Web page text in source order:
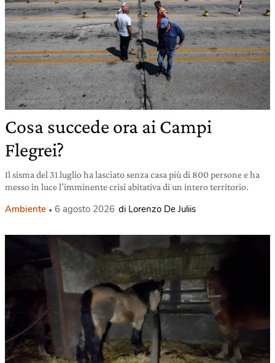
Cosa succede ora ai Campi
Flegrei?
Il sisma del 31 luglio ha lasciato senza casa più di 800 persone e ha
messo in luce l’imminente crisi abitativa di un intero territorio.
Ambiente 6 agosto 2026 di Lorenzo De Juliis